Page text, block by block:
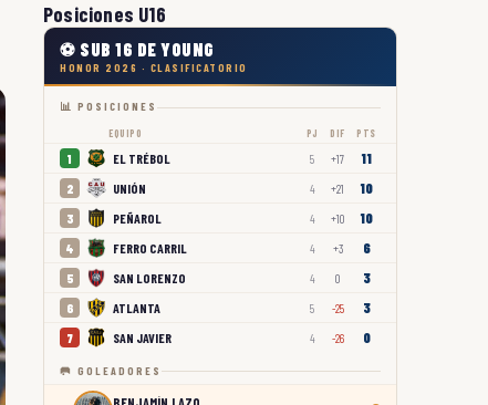
Posiciones U16
⚽ SUB 16 DE YOUNG
HONOR 2026 · CLASIFICATORIO
📊 POSICIONES
EQUIPO PJ DIF PTS
1 EL TRÉBOL 5 +17 11
2 UNIÓN 4 +21 10
3 PEÑAROL 4 +10 10
4 FERRO CARRIL 4 +3 6
5 SAN LORENZO 4 0 3
6 ATLANTA 5 -25 3
7 SAN JAVIER 4 -26 0
🥅 GOLEADORES